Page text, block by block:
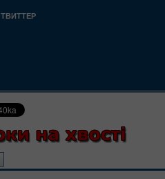
ТВИТТЕР